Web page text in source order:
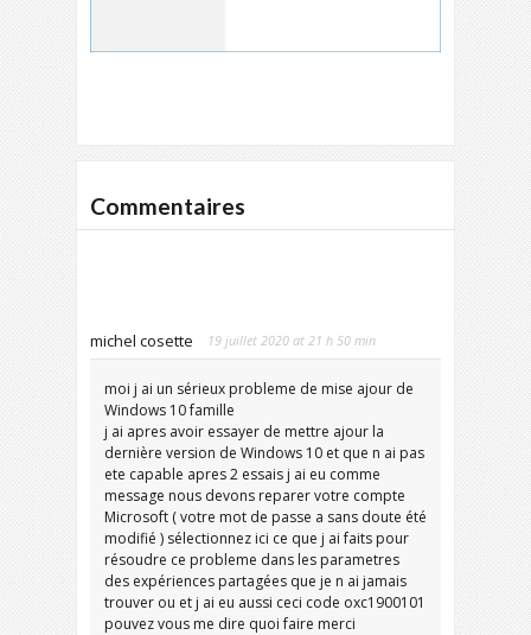
Commentaires
michel cosette 19 juillet 2020 at 21 h 50 min
moi j ai un sérieux probleme de mise ajour de
Windows 10 famille
j ai apres avoir essayer de mettre ajour la
dernière version de Windows 10 et que n ai pas
ete capable apres 2 essais j ai eu comme
message nous devons reparer votre compte
Microsoft ( votre mot de passe a sans doute été
modifié ) sélectionnez ici ce que j ai faits pour
résoudre ce probleme dans les parametres
des expériences partagées que je n ai jamais
trouver ou et j ai eu aussi ceci code oxc1900101
pouvez vous me dire quoi faire merci